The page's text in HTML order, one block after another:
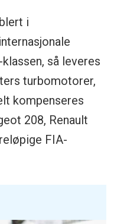
i
så leveres
turbomotorer,
kompenseres
208, Renault
FIA-